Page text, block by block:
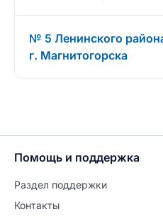
№ 5 Ленинского
г. Магнитогорска
Помощь и поддержка
Раздел поддержки
Контакты